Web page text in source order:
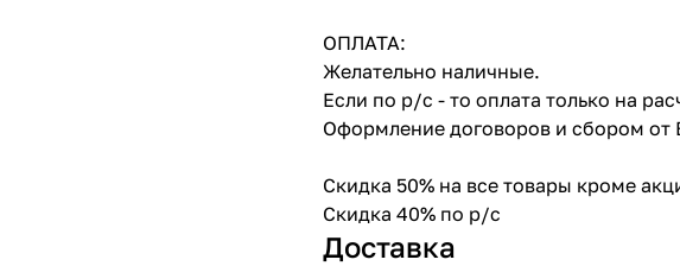
ОПЛАТА:
Желательно наличные.
Если по р/с - то оплата только на
Оформление договоров и сбором от
Скидка 50% на все товары кроме
Скидка 40% по р/с
Доставка